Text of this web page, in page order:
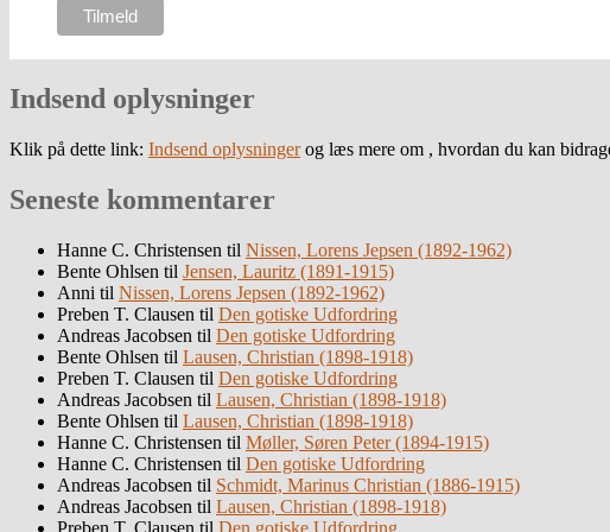
Indsend oplysninger
Klik på dette link: Indsend oplysningerog læs mere om , hvordan du kan
Seneste kommentarer
Hanne C. Christensen til Nissen, Lorens Jepsen (1892-1962)
Bente Ohlsen til Jensen, Lauritz (1891-1915)
Anni til Nissen, Lorens Jepsen (1892-1962)
Preben T. Clausen til Den gotiske Udfordring
Andreas Jacobsen til Den gotiske Udfordring
Bente Ohlsen til Lausen, Christian (1898-1918)
Preben T. Clausen til Den gotiske Udfordring
Andreas Jacobsen til Lausen, Christian (1898-1918)
Bente Ohlsen til Lausen, Christian (1898-1918)
Hanne C. Christensen til Møller, Søren Peter (1894-1915)
Hanne C. Christensen til Den gotiske Udfordring
Andreas Jacobsen til Schmidt, Marinus Christian (1886-1915)
Andreas Jacobsen til Lausen, Christian (1898-1918)
Preben T. Clausen til Den gotiske Udfordring